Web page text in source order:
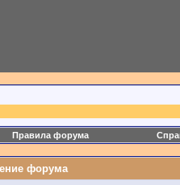
Правила форума
форума